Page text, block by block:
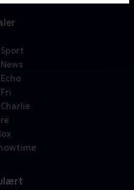
Sport
Charlie